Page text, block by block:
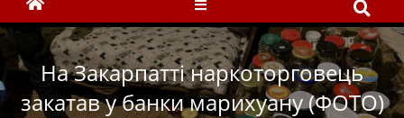
На Закарпатті наркоторговець
закатав у банки марихуану (ФОТО)